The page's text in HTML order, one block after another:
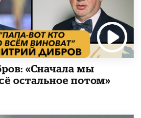
«Сначала мы
остальное потом»